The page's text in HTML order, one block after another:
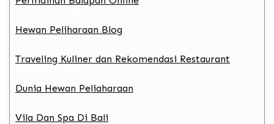
Hewan Peliharaan Blog
Traveling Kuliner dan Rekomendasi Restaurant
Dunia Hewan Peliaharaan
Vila Dan Spa Di Bali